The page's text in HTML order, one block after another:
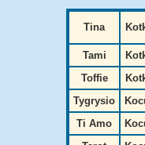
Tina
Tami
Toffie
Tygrysio
Ti Amo